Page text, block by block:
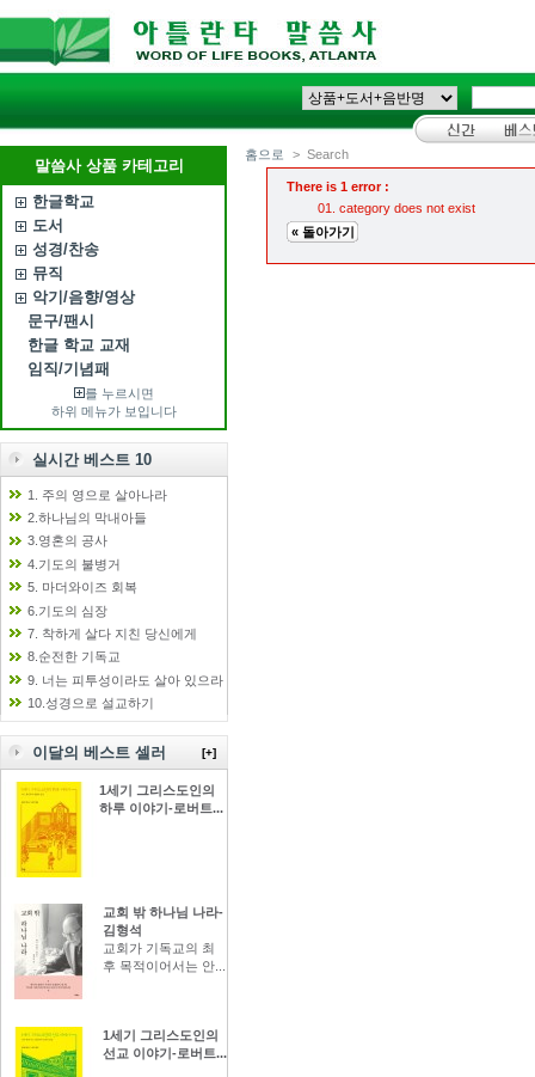
말씀사 상품 카테고리
한글학교
도서
성경/찬송
뮤직
악기/음향/영상
문구/팬시
한글 학교 교재
임직/기념패
를 누르시면
하위 메뉴가 보입니다
실시간 베스트 10
1. 주의 영으로 살아나라
2.하나님의 막내아들
3.영혼의 공사
4.기도의 불병거
5. 마더와이즈 회복
6.기도의 심장
7. 착하게 살다 지친 당신에게
8.순전한 기독교
9. 너는 피투성이라도 살아 있으라
10.성경으로 설교하기
이달의 베스트 셀러 [+]
1세기 그리스도인의
하루 이야기-로버트...
교회 밖 하나님 나라-
김형석
교회가 기독교의 최
후 목적이어서는 안...
1세기 그리스도인의
선교 이야기-로버트...
홈으로 > Search
There is 1 error :
category does not exist
« 돌아가기